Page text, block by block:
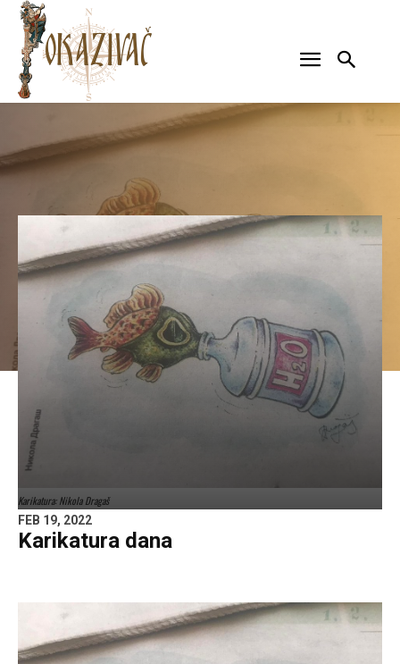
Karikatura: Nikola Dragaš
FEB 19, 2022
Karikatura dana